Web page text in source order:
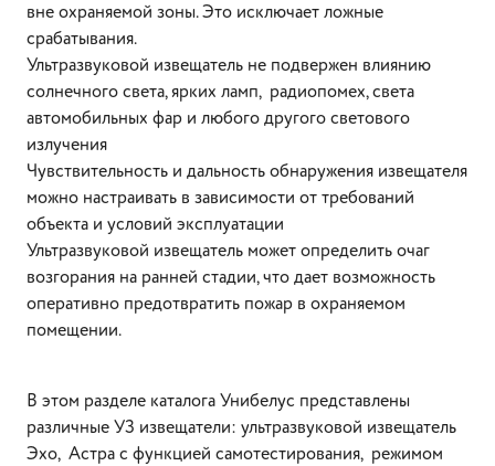
вне охраняемой зоны. Это исключает ложные
срабатывания.
Ультразвуковой извещатель не подвержен влиянию
солнечного света, ярких ламп, радиопомех, света
автомобильных фар и любого другого светового
излучения
Чувствительность и дальность обнаружения извещателя
можно настраивать в зависимости от требований
объекта и условий эксплуатации
Ультразвуковой извещатель может определить очаг
возгорания на ранней стадии, что дает возможность
оперативно предотвратить пожар в охраняемом
помещении.
В этом разделе каталога Унибелус представлены
различные УЗ извещатели: ультразвуковой извещатель
Эхо, Астра с функцией самотестирования, режимом